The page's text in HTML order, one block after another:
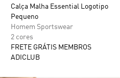
Calça Malha Essential Logotipo
Pequeno
Homem Sportswear
2 cores
FRETE GRÁTIS MEMBROS
ADICLUB